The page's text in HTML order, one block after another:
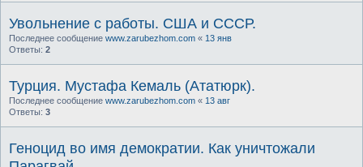
Увольнение с работы. США и СССР.
Последнее сообщение www.zarubezhom.com « 13 янв
Ответы: 2
Турция. Мустафа Кемаль (Ататюрк).
Последнее сообщение www.zarubezhom.com « 13 авг
Ответы: 3
Геноцид во имя демократии. Как уничтожали